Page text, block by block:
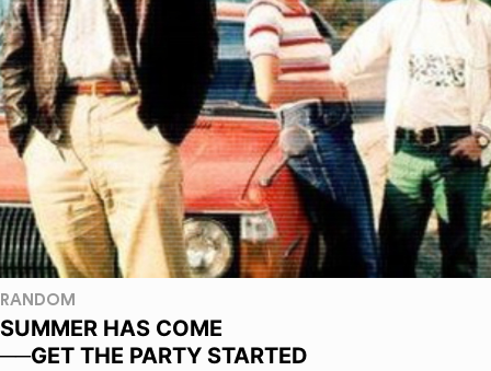
RANDOM
SUMMER HAS COME
──GET THE PARTY STARTED